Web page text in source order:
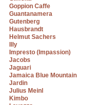
Goppion Caffe
Guantanamera
Gutenberg
Hausbrandt
Helmut Sachers
Illy
Impresto (Impassion)
Jacobs
Jaguari
Jamaica Blue Mountain
Jardin
Julius Meinl
Kimbo